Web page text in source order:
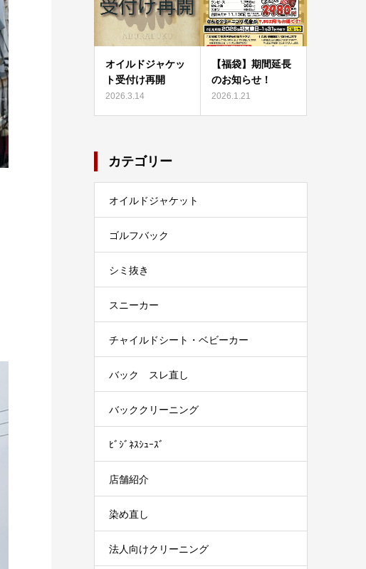
オイルドジャケッ
ト受付け再開
2026.3.14
【福袋】期間延長
のお知らせ！
2026.1.21
カテゴリー
オイルドジャケット
ゴルフバック
シミ抜き
スニーカー
チャイルドシート・ベビーカー
バック スレ直し
バッククリーニング
ﾋﾞｼﾞﾈｽｼｭｰｽﾞ
店舗紹介
染め直し
法人向けクリーニング